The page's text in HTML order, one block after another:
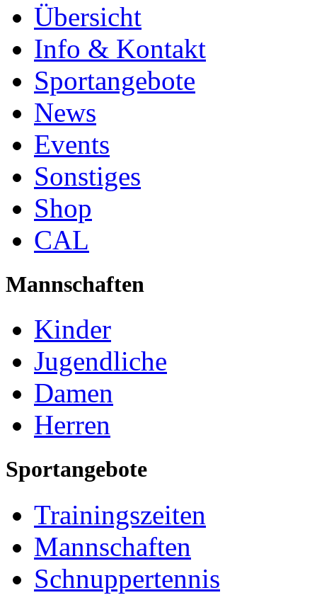
Übersicht
Info & Kontakt
Sportangebote
News
Events
Sonstiges
Shop
CAL
Mannschaften
Kinder
Jugendliche
Damen
Herren
Sportangebote
Trainingszeiten
Mannschaften
Schnuppertennis